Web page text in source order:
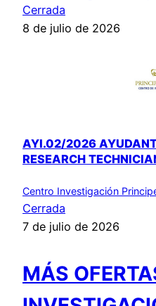
Cerrada
8 de julio de 2026
AYI.02/2026
RESEARCH
Centro Investigación
Cerrada
7 de julio de 2026
MÁS